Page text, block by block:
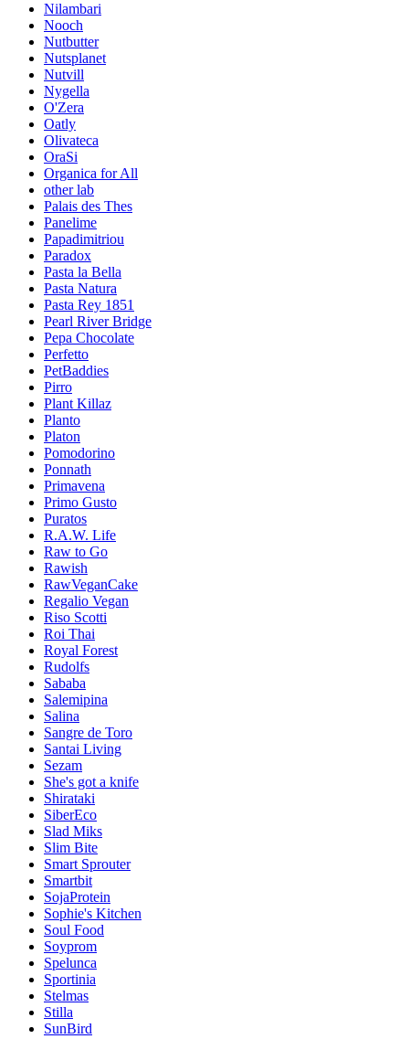
Nilambari
Nooch
Nutbutter
Nutsplanet
Nutvill
Nygella
O'Zera
Oatly
Olivateca
OraSi
Organica for All
other lab
Palais des Thes
Panelime
Papadimitriou
Paradox
Pasta la Bella
Pasta Natura
Pasta Rey 1851
Pearl River Bridge
Pepa Chocolate
Perfetto
PetBaddies
Pirro
Plant Killaz
Planto
Platon
Pomodorino
Ponnath
Primavena
Primo Gusto
Puratos
R.A.W. Life
Raw to Go
Rawish
RawVeganCake
Regalio Vegan
Riso Scotti
Roi Thai
Royal Forest
Rudolfs
Sababa
Salemipina
Salina
Sangre de Toro
Santai Living
Sezam
She's got a knife
Shirataki
SiberEco
Slad Miks
Slim Bite
Smart Sprouter
Smartbit
SojaProtein
Sophie's Kitchen
Soul Food
Soyprom
Spelunca
Sportinia
Stelmas
Stilla
SunBird